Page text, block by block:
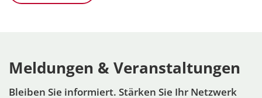
Meldungen & Veranstaltungen
Bleiben Sie informiert. Stärken Sie Ihr Netzwerk